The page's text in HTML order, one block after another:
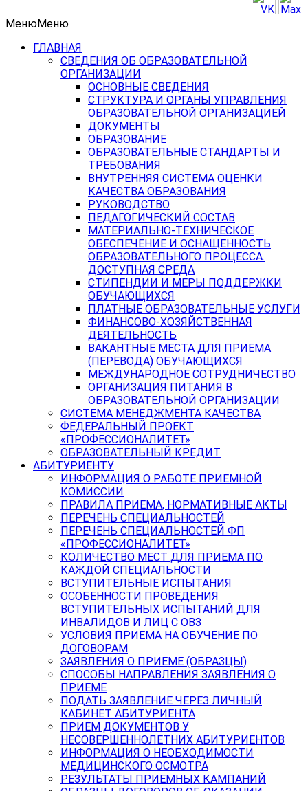
МенюМеню
ГЛАВНАЯ
СВЕДЕНИЯ ОБ ОБРАЗОВАТЕЛЬНОЙ
ОРГАНИЗАЦИИ
ОСНОВНЫЕ СВЕДЕНИЯ
СТРУКТУРА И ОРГАНЫ УПРАВЛЕНИЯ
ОБРАЗОВАТЕЛЬНОЙ ОРГАНИЗАЦИЕЙ
ДОКУМЕНТЫ
ОБРАЗОВАНИЕ
ОБРАЗОВАТЕЛЬНЫЕ СТАНДАРТЫ И
ТРЕБОВАНИЯ
ВНУТРЕННЯЯ СИСТЕМА ОЦЕНКИ
КАЧЕСТВА ОБРАЗОВАНИЯ
РУКОВОДСТВО
ПЕДАГОГИЧЕСКИЙ СОСТАВ
МАТЕРИАЛЬНО-ТЕХНИЧЕСКОЕ
ОБЕСПЕЧЕНИЕ И ОСНАЩЕННОСТЬ
ОБРАЗОВАТЕЛЬНОГО ПРОЦЕССА.
ДОСТУПНАЯ СРЕДА
СТИПЕНДИИ И МЕРЫ ПОДДЕРЖКИ
ОБУЧАЮЩИХСЯ
ПЛАТНЫЕ ОБРАЗОВАТЕЛЬНЫЕ УСЛУГИ
ФИНАНСОВО-ХОЗЯЙСТВЕННАЯ
ДЕЯТЕЛЬНОСТЬ
ВАКАНТНЫЕ МЕСТА ДЛЯ ПРИЕМА
(ПЕРЕВОДА) ОБУЧАЮЩИХСЯ
МЕЖДУНАРОДНОЕ СОТРУДНИЧЕСТВО
ОРГАНИЗАЦИЯ ПИТАНИЯ В
ОБРАЗОВАТЕЛЬНОЙ ОРГАНИЗАЦИИ
СИСТЕМА МЕНЕДЖМЕНТА КАЧЕСТВА
ФЕДЕРАЛЬНЫЙ ПРОЕКТ
«ПРОФЕССИОНАЛИТЕТ»
ОБРАЗОВАТЕЛЬНЫЙ КРЕДИТ
АБИТУРИЕНТУ
ИНФОРМАЦИЯ О РАБОТЕ ПРИЕМНОЙ
КОМИССИИ
ПРАВИЛА ПРИЕМА, НОРМАТИВНЫЕ АКТЫ
ПЕРЕЧЕНЬ СПЕЦИАЛЬНОСТЕЙ
ПЕРЕЧЕНЬ СПЕЦИАЛЬНОСТЕЙ ФП
«ПРОФЕССИОНАЛИТЕТ»
КОЛИЧЕСТВО МЕСТ ДЛЯ ПРИЕМА ПО
КАЖДОЙ СПЕЦИАЛЬНОСТИ
ВСТУПИТЕЛЬНЫЕ ИСПЫТАНИЯ
ОСОБЕННОСТИ ПРОВЕДЕНИЯ
ВСТУПИТЕЛЬНЫХ ИСПЫТАНИЙ ДЛЯ
ИНВАЛИДОВ И ЛИЦ С ОВЗ
УСЛОВИЯ ПРИЕМА НА ОБУЧЕНИЕ ПО
ДОГОВОРАМ
ЗАЯВЛЕНИЯ О ПРИЕМЕ (ОБРАЗЦЫ)
СПОСОБЫ НАПРАВЛЕНИЯ ЗАЯВЛЕНИЯ О
ПРИЕМЕ
ПОДАТЬ ЗАЯВЛЕНИЕ ЧЕРЕЗ ЛИЧНЫЙ
КАБИНЕТ АБИТУРИЕНТА
ПРИЕМ ДОКУМЕНТОВ У
НЕСОВЕРШЕННОЛЕТНИХ АБИТУРИЕНТОВ
ИНФОРМАЦИЯ О НЕОБХОДИМОСТИ
МЕДИЦИНСКОГО ОСМОТРА
РЕЗУЛЬТАТЫ ПРИЕМНЫХ КАМПАНИЙ